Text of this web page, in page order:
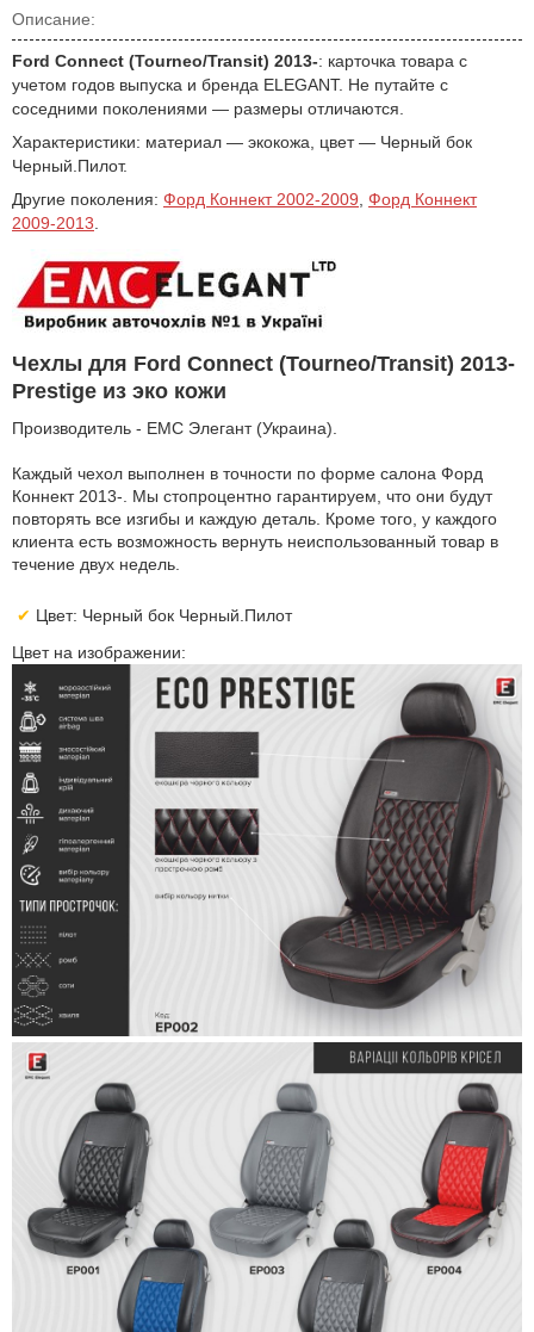
Описание:
Ford Connect (Tourneo/Transit) 2013-: карточка товара с
учетом годов выпуска и бренда ELEGANT. Не путайте с
соседними поколениями — размеры отличаются.
Характеристики: материал — экокожа, цвет — Черный бок
Черный.Пилот.
Другие поколения: Форд Коннект 2002-2009 Форд Коннект
2009-2013
Чехлы для Ford Connect (Tourneo/Transit) 2013-
Prestige из эко кожи
Производитель - EMC Элегант (Украина).
Каждый чехол выполнен в точности по форме салона Форд
Коннект 2013-. Мы стопроцентно гарантируем, что они будут
повторять все изгибы и каждую деталь. Кроме того, у каждого
клиента есть возможность вернуть неиспользованный товар в
течение двух недель.
Цвет: Черный бок Черный.Пилот
Цвет на изображении: